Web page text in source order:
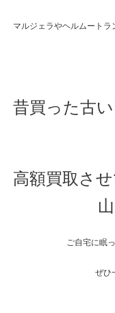
マルジェラやヘルムート
昔買った古
高額買取さ
ご自宅に眠
ぜひ